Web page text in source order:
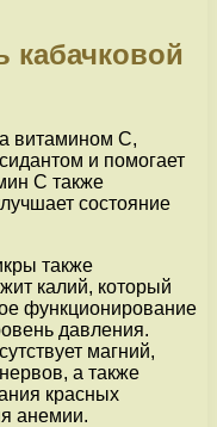
кабачковой
витамином С,
и помогает
С также
состояние
также
калий, который
функционирование
давления.
магний,
а также
красных
анемии.